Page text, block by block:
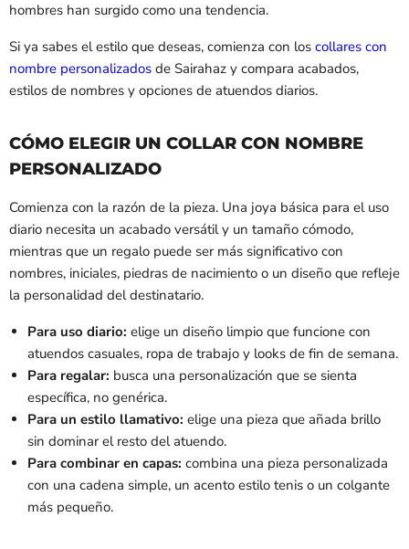
hombres han surgido como una tendencia.
Si ya sabes el estilo que deseas, comienza con los collares con
nombre personalizados de Sairahaz y compara acabados,
estilos de nombres y opciones de atuendos diarios.
CÓMO ELEGIR UN COLLAR CON NOMBRE
PERSONALIZADO
Comienza con la razón de la pieza. Una joya básica para el uso
diario necesita un acabado versátil y un tamaño cómodo,
mientras que un regalo puede ser más significativo con
nombres, iniciales, piedras de nacimiento o un diseño que refleje
la personalidad del destinatario.
Para uso diario: elige un diseño limpio que funcione con
atuendos casuales, ropa de trabajo y looks de fin de semana.
Para regalar: busca una personalización que se sienta
específica, no genérica.
Para un estilo llamativo: elige una pieza que añada brillo
sin dominar el resto del atuendo.
Para combinar en capas: combina una pieza personalizada
con una cadena simple, un acento estilo tenis o un colgante
más pequeño.